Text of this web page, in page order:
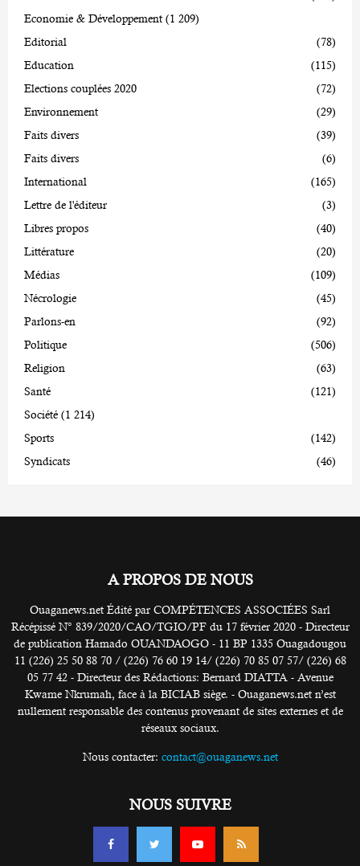
Economie & Développement (1 209)
Editorial
(78)
Education
(115)
Elections couplées 2020
(72)
Environnement
(29)
Faits divers
(39)
Faits divers
(6)
International
(165)
Lettre de l'éditeur
(3)
Libres propos
(40)
Littérature
(20)
Médias
(109)
Nécrologie
(45)
Parlons-en
(92)
Politique
(506)
Religion
(63)
Santé
(121)
Société (1 214)
Sports
(142)
Syndicats
(46)
A PROPOS DE NOUS
Ouaganews.net Édité par COMPÉTENCES ASSOCIÉES Sarl
Récépissé N° 839/2020/CAO/TGIO/PF du 17 février 2020 - Directeur
de publication Hamado OUANDAOGO - 11 BP 1335 Ouagadougou
11 (226) 25 50 88 70 / (226) 76 60 19 14/ (226) 70 85 07 57/ (226) 68
05 77 42 - Directeur des Rédactions: Bernard DIATTA - Avenue
Kwame Nkrumah, face à la BICIAB siège. - Ouaganews.net n’est
nullement responsable des contenus provenant de sites externes et de
réseaux sociaux.
Nous contacter: contact@ouaganews.net
NOUS SUIVRE